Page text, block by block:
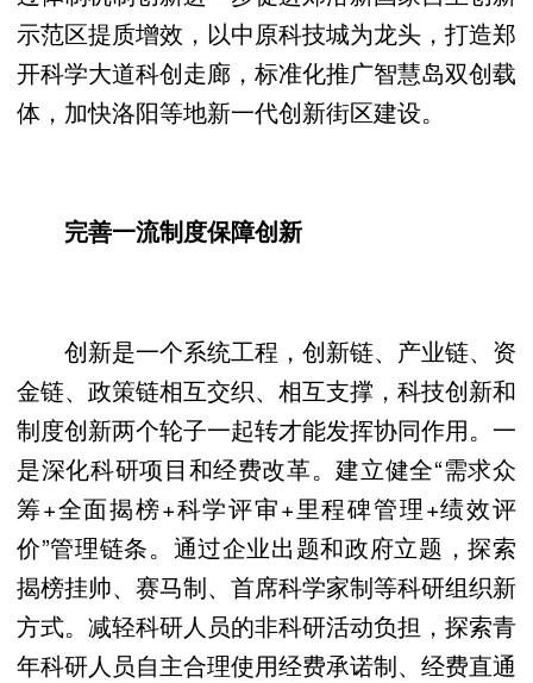
示范区提质增效，以中原科技城为龙头，打造郑
开科学大道科创走廊，标准化推广智慧岛双创载
体，加快洛阳等地新一代创新街区建设。
完善一流制度保障创新
创新是一个系统工程，创新链、产业链、资
金链、政策链相互交织、相互支撑，科技创新和
制度创新两个轮子一起转才能发挥协同作用。一
是深化科研项目和经费改革。建立健全“需求众
筹+全面揭榜+科学评审+里程碑管理+绩效评
价”管理链条。通过企业出题和政府立题，探索
揭榜挂帅、赛马制、首席科学家制等科研组织新
方式。减轻科研人员的非科研活动负担，探索青
年科研人员自主合理使用经费承诺制、经费直通